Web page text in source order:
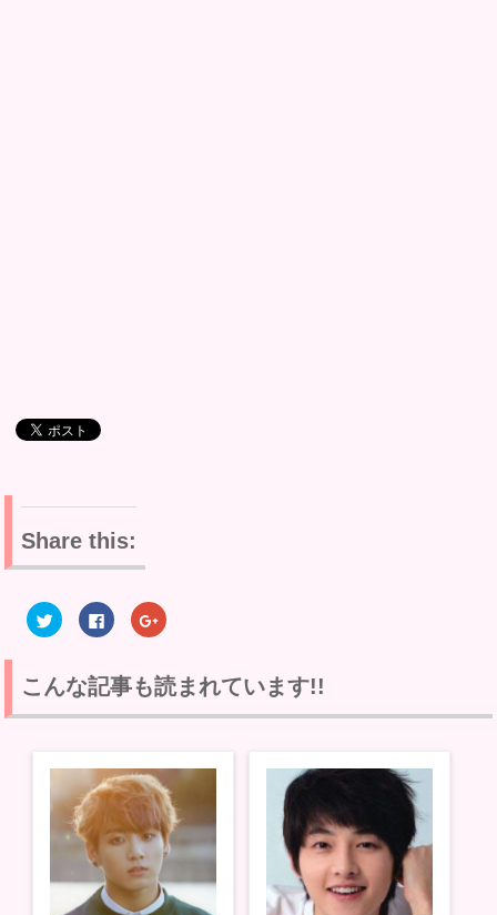
Share this:
ク
リ
て
T
i
共
新
ウ
ン
F
a
o
o
で
る
に
は
リ
ッ
ク
し
て
く
だ
ク
リ
て
G
o
+
で
共
有
(
新
し
い
ウ
ィ
ン
こんな記事も読まれています!!